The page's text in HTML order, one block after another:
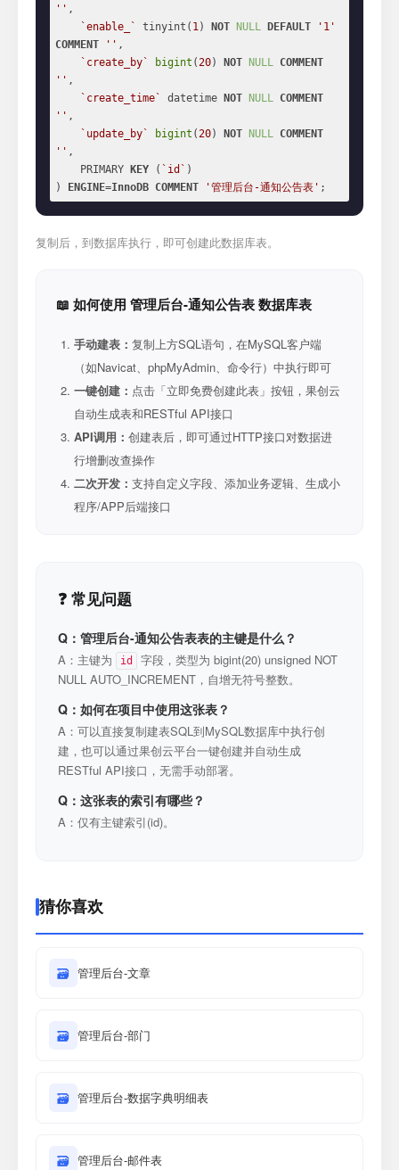
'' ,
`enable_`
tinyint( 1) NOT NULL DEFAULT
'1'
COMMENT
'' ,
`create_by`
bigint (20) NOT NULL COMMENT
'' ,
`create_time`
datetime NOT NULL COMMENT
'' ,
`update_by`
bigint (20) NOT NULL COMMENT
'' ,
    PRIMARY
KEY ( `id` )
)
ENGINE=InnoDB COMMENT '管理后台-通知公告表' ;
复制后，到数据库执行，即可创建此数据库表。
📖 如何使用 管理后台-通知公告表 数据库表
手动建表： 复制上方SQL语句，在MySQL客户端
（如Navicat、phpMyAdmin、命令行）中执行即可
一键创建： 点击「立即免费创建此表」按钮，果创云
自动生成表和RESTful API接口
API调用： 创建表后，即可通过HTTP接口对数据进
行增删改查操作
二次开发： 支持自定义字段、添加业务逻辑、生成小
程序/APP后端接口
❓ 常见问题
Q：管理后台-通知公告表表的主键是什么？
A：主键为 id
字段，类型为 bigint(20) unsigned NOT
NULL AUTO_INCREMENT，自增无符号整数。
Q：如何在项目中使用这张表？
A：可以直接复制建表SQL到MySQL数据库中执行创
建，也可以通过果创云平台一键创建并自动生成
RESTful API接口，无需手动部署。
Q：这张表的索引有哪些？
A：仅有主键索引(id)。
猜你喜欢
🗃 管理后台-文章
🗃 管理后台-部门
🗃 管理后台-数据字典明细表
🗃 管理后台-邮件表